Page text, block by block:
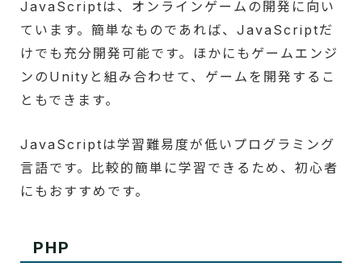
JavaScriptは、オンラインゲームの開発に向い
ています。簡単なものであれば、JavaScriptだ
けでも充分開発可能です。ほかにもゲームエンジ
ンのUnityと組み合わせて、ゲームを開発するこ
ともできます。
JavaScriptは学習難易度が低いプログラミング
言語です。比較的簡単に学習できるため、初心者
にもおすすめです。
PHP